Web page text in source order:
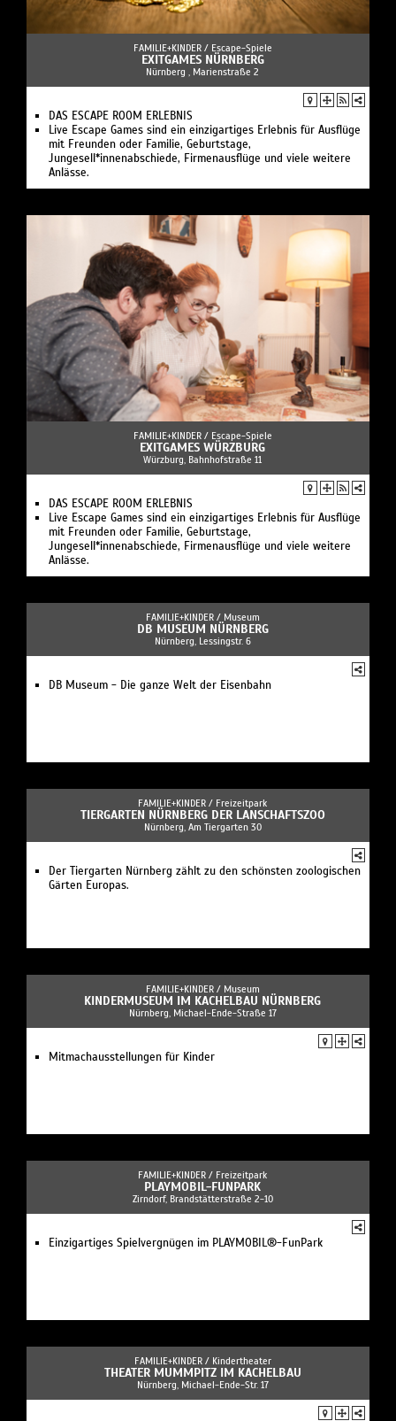
FAMILIE+KINDER / Escape-Spiele
EXITGAMES NÜRNBERG
Nürnberg , Marienstraße 2
DAS ESCAPE ROOM ERLEBNIS
Live Escape Games sind ein einzigartiges Erlebnis für Ausflüge
mit Freunden oder Familie, Geburtstage,
Jungesell*innenabschiede, Firmenausflüge und viele weitere
Anlässe.
FAMILIE+KINDER / Escape-Spiele
EXITGAMES WÜRZBURG
Würzburg, Bahnhofstraße 11
DAS ESCAPE ROOM ERLEBNIS
Live Escape Games sind ein einzigartiges Erlebnis für Ausflüge
mit Freunden oder Familie, Geburtstage,
Jungesell*innenabschiede, Firmenausflüge und viele weitere
Anlässe.
FAMILIE+KINDER / Museum
DB MUSEUM NÜRNBERG
Nürnberg, Lessingstr. 6
DB Museum - Die ganze Welt der Eisenbahn
FAMILIE+KINDER / Freizeitpark
TIERGARTEN NÜRNBERG DER LANSCHAFTSZOO
Nürnberg, Am Tiergarten 30
Der Tiergarten Nürnberg zählt zu den schönsten zoologischen
Gärten Europas.
FAMILIE+KINDER / Museum
KINDERMUSEUM IM KACHELBAU NÜRNBERG
Nürnberg, Michael-Ende-Straße 17
Mitmachausstellungen für Kinder
FAMILIE+KINDER / Freizeitpark
PLAYMOBIL-FUNPARK
Zirndorf, Brandstätterstraße 2-10
Einzigartiges Spielvergnügen im PLAYMOBIL®-FunPark
FAMILIE+KINDER / Kindertheater
THEATER MUMMPITZ IM KACHELBAU
Nürnberg, Michael-Ende-Str. 17